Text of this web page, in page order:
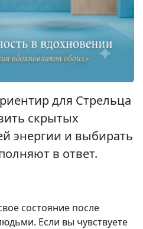
для Стрельца
скрытых
энергии и выбирать
в ответ.
состояние после
Если вы чувствуете